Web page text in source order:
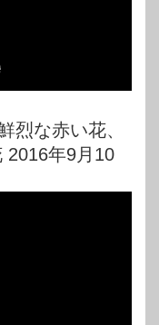
烈な赤い花、
2016年9月10